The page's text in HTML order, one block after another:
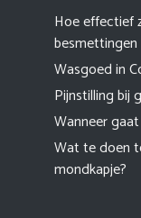
Hoe effectief
Wasgoed in
Pijnstilling bij
Wanneer
Wat te doen
mondkapje?